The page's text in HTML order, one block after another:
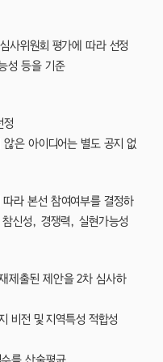
사위원회 평가에 따라 선정
성 등을 기준
정
은 아이디어는 별도 공지 없
라 본선 참여여부를 결정하
신성, 경쟁력, 실현가능성
제출된 제안을 2차 심사하
전 및 지역특성 적합성
를 산술평균